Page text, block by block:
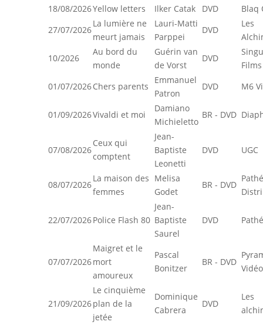
18/08/2026Yellow letters Ilker Catak DVD
Blaq
27/07/2026
La lumière ne
meurt jamais
Lauri-Matti
Parppei
DVD
Les
10/2026
Au bord du
monde
Guérin van
de Vorst
DVD
Films
01/07/2026Chers parents
Emmanuel
Patron
DVD M6
01/09/2026Vivaldi et moi
Damiano
Michieletto
BR - DVD
07/08/2026
Ceux qui
comptent
Jean-
Baptiste
Leonetti
DVD UGC
08/07/2026
La maison des
femmes
Melisa
Godet
BR - DVD
Pathé
22/07/2026Police Flash 80
Jean-
Baptiste
Saurel
DVD
07/07/2026
Maigret et le
mort
amoureux
Pascal
Bonitzer
BR - DVD
Vidéo
21/09/2026
Le cinquième
plan de la
jetée
Dominique
Cabrera
DVD
Les